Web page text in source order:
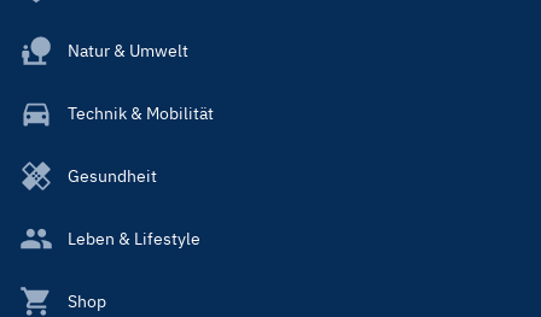
Natur & Umwelt
Technik & Mobilität
Gesundheit
Leben & Lifestyle
Shop